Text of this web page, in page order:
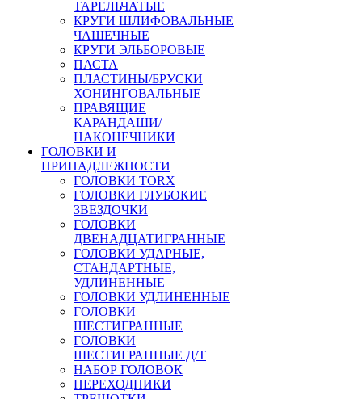
ТАРЕЛЬЧАТЫЕ
КРУГИ ШЛИФОВАЛЬНЫЕ
ЧАШЕЧНЫЕ
КРУГИ ЭЛЬБОРОВЫЕ
ПАСТА
ПЛАСТИНЫ/БРУСКИ
ХОНИНГОВАЛЬНЫЕ
ПРАВЯЩИЕ
КАРАНДАШИ/
НАКОНЕЧНИКИ
ГОЛОВКИ И
ПРИНАДЛЕЖНОСТИ
ГОЛОВКИ TORX
ГОЛОВКИ ГЛУБОКИЕ
ЗВЕЗДОЧКИ
ГОЛОВКИ
ДВЕНАДЦАТИГРАННЫЕ
ГОЛОВКИ УДАРНЫЕ,
СТАНДАРТНЫЕ,
УДЛИНЕННЫЕ
ГОЛОВКИ УДЛИНЕННЫЕ
ГОЛОВКИ
ШЕСТИГРАННЫЕ
ГОЛОВКИ
ШЕСТИГРАННЫЕ Д/Т
НАБОР ГОЛОВОК
ПЕРЕХОДНИКИ